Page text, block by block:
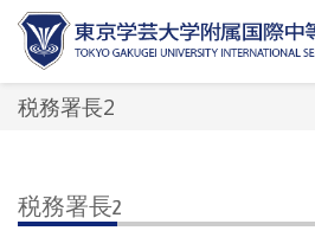
税務署長2
税務署長2